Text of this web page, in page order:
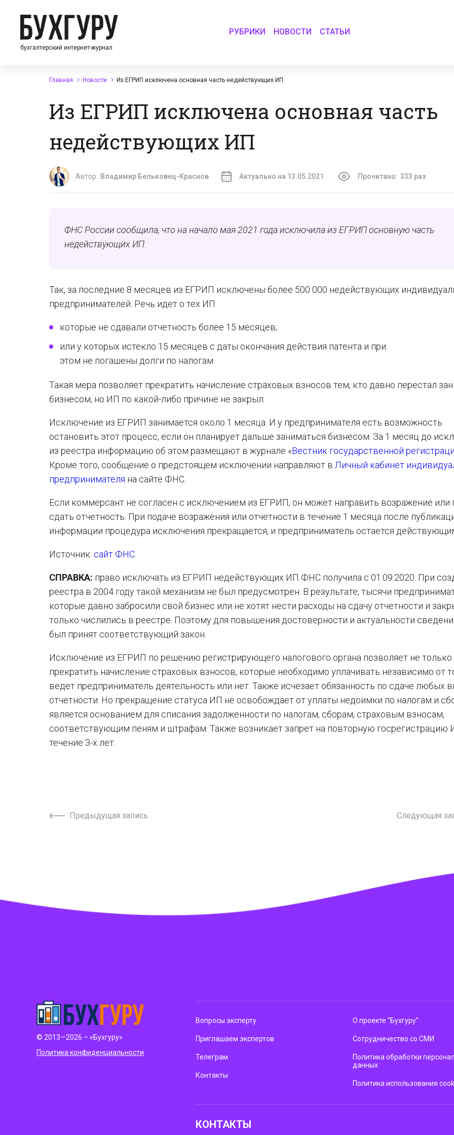
бухгалтерский интернет-журнал
РУБРИКИ НОВОСТИ СТАТЬИ
Главная Новости Из ЕГРИП исключена основная часть недействующих ИП
Из ЕГРИП исключена основная часть
недействующих ИП
Автор: Владимир Бельковец-Краснов Актуально на 13.05.2021 Прочитано: 333 раз
ФНС России сообщила, что на начало мая 2021 года исключила из ЕГРИП основную часть
недействующих ИП.
Так, за последние 8 месяцев из ЕГРИП исключены более 500 000 недействующих
предпринимателей. Речь идет о тех ИП:
которые не сдавали отчетность более 15 месяцев;
или у которых истекло 15 месяцев с даты окончания действия патента и при
этом не погашены долги по налогам.
Такая мера позволяет прекратить начисление страховых взносов тем, кто давно перестал
бизнесом, но ИП по какой-либо причине не закрыл.
Исключение из ЕГРИП занимается около 1 месяца. И у предпринимателя есть возможность
остановить этот процесс, если он планирует дальше заниматься бизнесом. За 1 месяц до
из реестра информацию об этом размещают в журнале «Вестник государственной
Кроме того, сообщение о предстоящем исключении направляют в Личный кабинет
предпринимателя на сайте ФНС.
Если коммерсант не согласен с исключением из ЕГРИП, он может направить возражение или
сдать отчетность. При подаче возражения или отчетности в течение 1 месяца после
информации процедура исключения прекращается, и предприниматель остается
Источник: сайт ФНС
СПРАВКА: право исключать из ЕГРИП недействующих ИП ФНС получила с 01.09.2020. При
реестра в 2004 году такой механизм не был предусмотрен. В результате, тысячи
которые давно забросили свой бизнес или не хотят нести расходы на сдачу отчетности и
только числились в реестре. Поэтому для повышения достоверности и актуальности
был принят соответствующий закон.
Исключение из ЕГРИП по решению регистрирующего налогового органа позволяет не только
прекратить начисление страховых взносов, которые необходимо уплачивать независимо от
ведет предприниматель деятельность или нет. Также исчезает обязанность по сдаче любых
отчетности. Но прекращение статуса ИП не освобождает от уплаты недоимки по налогам и
является основанием для списания задолженности по налогам, сборам, страховым взносам,
соответствующим пеням и штрафам. Также возникает запрет на повторную госрегистрацию
течение 3-х лет.
Предыдущая запись Следующая
© 2013—2026 – «Бухгуру»
Политика конфиденциальности
Вопросы эксперту
Приглашаем экспертов
Телеграм
Контакты
О проекте “Бухгуру”
Сотрудничество со СМИ
Политика обработки
данных
Политика использования
КОНТАКТЫ